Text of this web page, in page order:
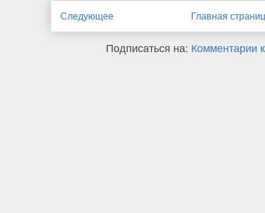
Следующее Главная
Подписаться на: Комментарии